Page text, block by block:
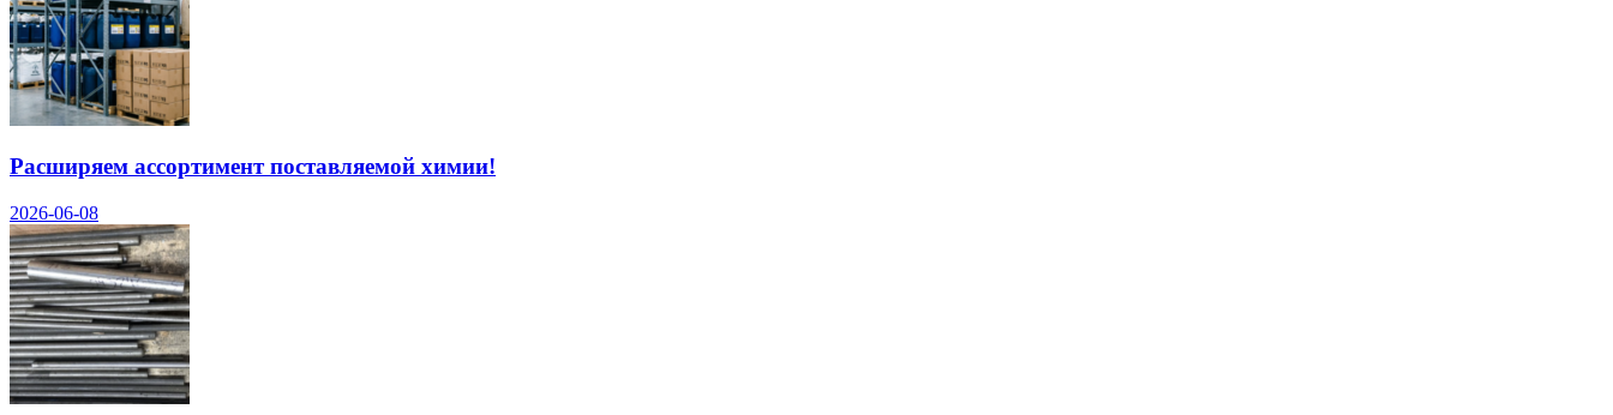
Расширяем ассортимент поставляемой химии!
2026-06-08